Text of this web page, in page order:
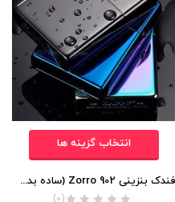
انتخاب گزینه ها
فندک بنزینی Zorro 902 (ساده بدون طرح) اورجینال
(0)